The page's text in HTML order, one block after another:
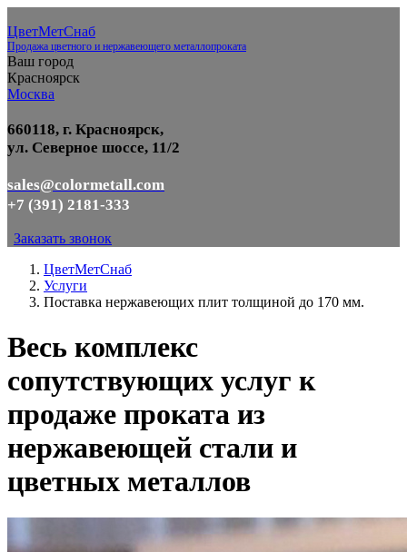
ЦветМетСнаб
Продажа цветного и нержавеющего металлопроката
Ваш город
Красноярск
Москва
660118, г. Красноярск,
ул. Северное шоссе, 11/2
sales@colormetall.com
+7 (391) 2181-333
Заказать звонок
ЦветМетСнаб
Услуги
Поставка нержавеющих плит толщиной до 170 мм.
Весь комплекс
сопутствующих услуг к
продаже проката из
нержавеющей стали и
цветных металлов